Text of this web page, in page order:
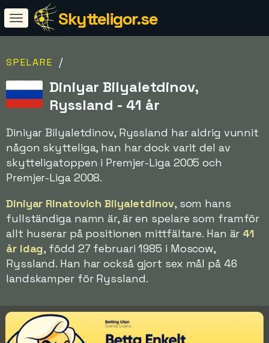
Skytteligor.se
SPELARE /
Diniyar Bilyaletdinov,
Ryssland - 41 år
Diniyar Bilyaletdinov, Ryssland har aldrig vunnit
någon skytteliga, han har dock varit del av
skytteligatoppen i Premjer-Liga 2005 och
Premjer-Liga 2008.
Diniyar Rinatovich Bilyaletdinov, som hans
fullständiga namn är, är en spelare som framför
allt huserar på positionen mittfältare. Han är 41
år idag, född 27 februari 1985 i Moscow,
Ryssland. Han har också gjort sex mål på 46
landskamper för Ryssland.